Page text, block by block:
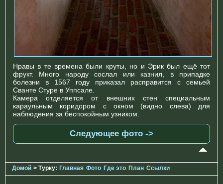
Нравы в те времена были круты, но и Эрик был ещё тот
фрукт. Много народу сослал или казнил, в припадке
болезни в 1567 году приказал расправится с семьей
Сванте Стуре в Уппсале.
Камера отделяется от внешних стен специальным
караульным коридором с окном (видно слева) для
наблюдения за беспокойным узником.
Следующее фото ->
Домой > Турку: Главная Фото Где это План Ссылки